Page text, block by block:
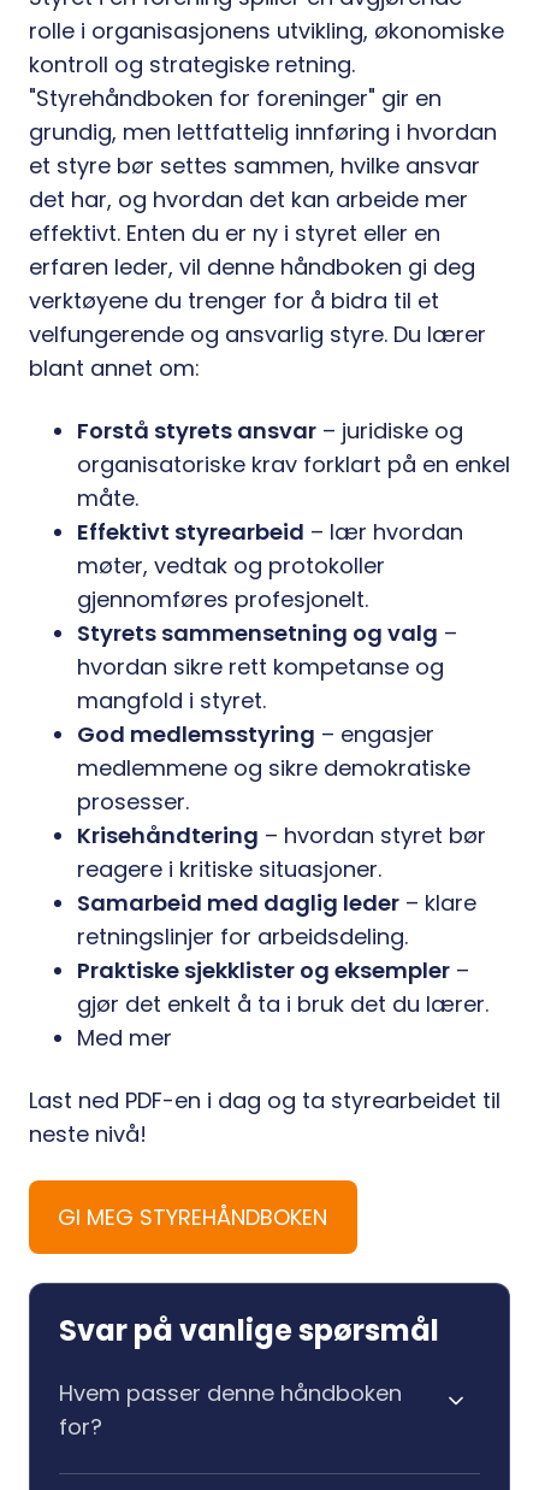
rolle i organisasjonens utvikling, økonomiske
kontroll og strategiske retning.
"Styrehåndboken for foreninger" gir en
grundig, men lettfattelig innføring i hvordan
et styre bør settes sammen, hvilke ansvar
det har, og hvordan det kan arbeide mer
effektivt. Enten du er ny i styret eller en
erfaren leder, vil denne håndboken gi deg
verktøyene du trenger for å bidra til et
velfungerende og ansvarlig styre. Du lærer
blant annet om:
Forstå styrets ansvar – juridiske og
organisatoriske krav forklart på en enkel
måte.
Effektivt styrearbeid – lær hvordan
møter, vedtak og protokoller
gjennomføres profesjonelt.
Styrets sammensetning og valg –
hvordan sikre rett kompetanse og
mangfold i styret.
God medlemsstyring – engasjer
medlemmene og sikre demokratiske
prosesser.
Krisehåndtering – hvordan styret bør
reagere i kritiske situasjoner.
Samarbeid med daglig leder – klare
retningslinjer for arbeidsdeling.
Praktiske sjekklister og eksempler –
gjør det enkelt å ta i bruk det du lærer.
Med mer
Last ned PDF-en i dag og ta styrearbeidet til
neste nivå!
GI MEG STYREHÅNDBOKEN
Svar på vanlige spørsmål
Hvem passer denne håndboken
for?